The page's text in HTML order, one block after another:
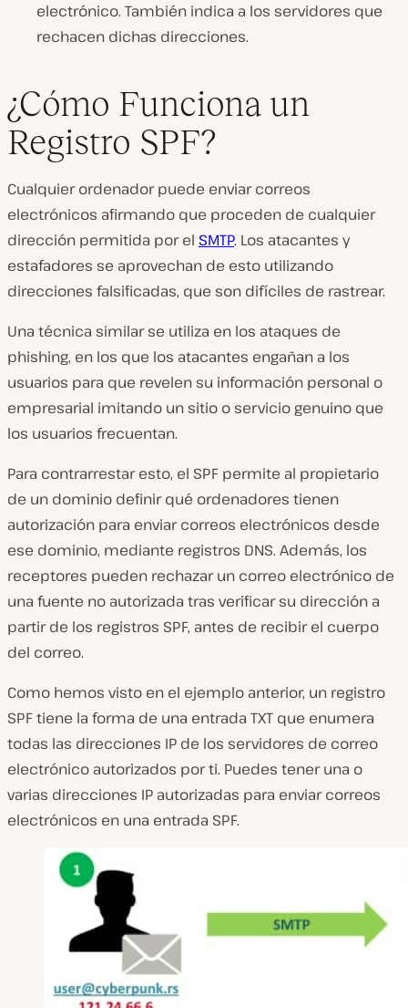
electrónico. También indica a los servidores que
rechacen dichas direcciones.
¿Cómo Funciona un
Registro SPF?
Cualquier ordenador puede enviar correos
electrónicos afirmando que proceden de cualquier
dirección permitida por el SMTP. Los atacantes y
estafadores se aprovechan de esto utilizando
direcciones falsificadas, que son difíciles de rastrear.
Una técnica similar se utiliza en los ataques de
phishing, en los que los atacantes engañan a los
usuarios para que revelen su información personal o
empresarial imitando un sitio o servicio genuino que
los usuarios frecuentan.
Para contrarrestar esto, el SPF permite al propietario
de un dominio definir qué ordenadores tienen
autorización para enviar correos electrónicos desde
ese dominio, mediante registros DNS. Además, los
receptores pueden rechazar un correo electrónico de
una fuente no autorizada tras verificar su dirección a
partir de los registros SPF, antes de recibir el cuerpo
del correo.
Como hemos visto en el ejemplo anterior, un registro
SPF tiene la forma de una entrada TXT que enumera
todas las direcciones IP de los servidores de correo
electrónico autorizados por ti. Puedes tener una o
varias direcciones IP autorizadas para enviar correos
electrónicos en una entrada SPF.